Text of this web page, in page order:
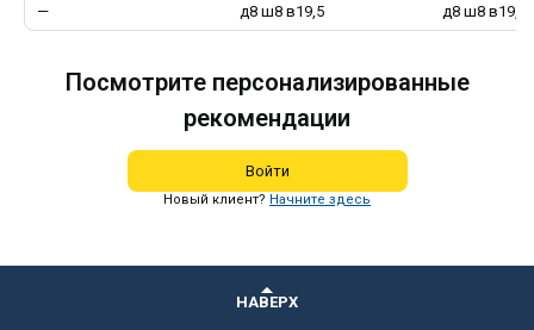
—
д8 ш8 в19,5
д8 ш8 в19,5
Посмотрите персонализированные
рекомендации
Войти
Новый клиент? Начните здесь
НАВЕРХ